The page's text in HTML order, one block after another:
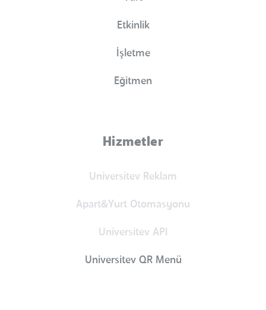
Etkinlik
İşletme
Eğitmen
Hizmetler
Universitev Reklam
Apart&Yurt Otomasyonu
Universitev API
Universitev QR Menü